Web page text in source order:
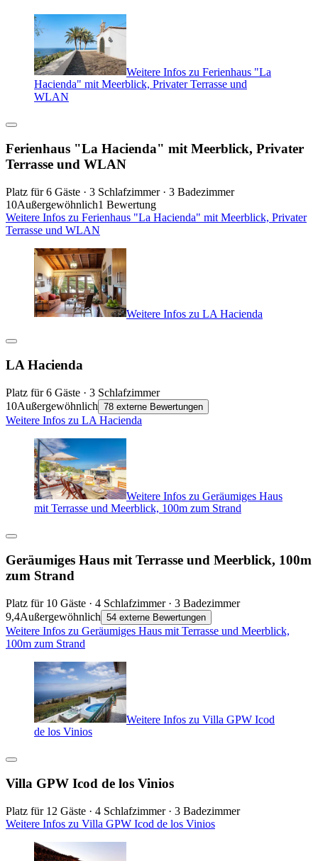
Weitere Infos zu Ferienhaus "La
Hacienda" mit Meerblick, Privater Terrasse und
WLAN
Ferienhaus "La Hacienda" mit Meerblick, Privater
Terrasse und WLAN
Platz für 6 Gäste · 3 Schlafzimmer · 3 Badezimmer
10Außergewöhnlich1 Bewertung
Weitere Infos zu Ferienhaus "La Hacienda" mit Meerblick, Privater
Terrasse und WLAN
Weitere Infos zu LA Hacienda
LA Hacienda
Platz für 6 Gäste · 3 Schlafzimmer
10Außergewöhnlich 78 externe Bewertungen
Weitere Infos zu LA Hacienda
Weitere Infos zu Geräumiges Haus
mit Terrasse und Meerblick, 100m zum Strand
Geräumiges Haus mit Terrasse und Meerblick, 100m
zum Strand
Platz für 10 Gäste · 4 Schlafzimmer · 3 Badezimmer
9,4Außergewöhnlich 54 externe Bewertungen
Weitere Infos zu Geräumiges Haus mit Terrasse und Meerblick,
100m zum Strand
Weitere Infos zu Villa GPW Icod
de los Vinios
Villa GPW Icod de los Vinios
Platz für 12 Gäste · 4 Schlafzimmer · 3 Badezimmer
Weitere Infos zu Villa GPW Icod de los Vinios